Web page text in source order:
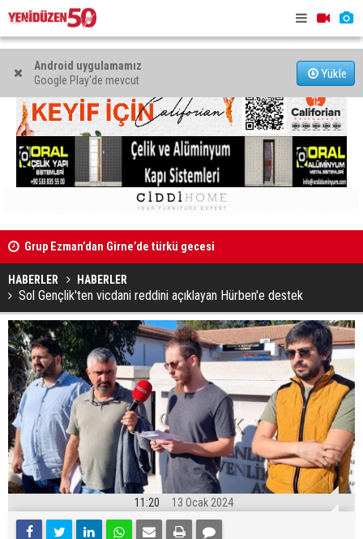
Android uygulamamız
Google Play'de mevcut
Yükle
Kıbrıs’ın güneyinde yıllık enflasyon temmuzda yüzde 2,9
oldu
HABERLER HABERLER
Sol Gençlik'ten vicdani reddini açıklayan Hürben'e destek
11:20 13 Ocak 2024